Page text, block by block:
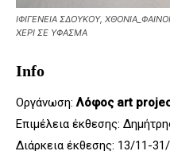
ΙΦΙΓΕΝΕΙΑ ΣΔΟΥΚΟΥ,
ΧΕΡΙ ΣΕ ΥΦΑΣΜΑ
Info
Οργάνωση:Λόφος art
Επιμέλεια έκθεσης:
Διάρκεια έκθεσης: 13/11-